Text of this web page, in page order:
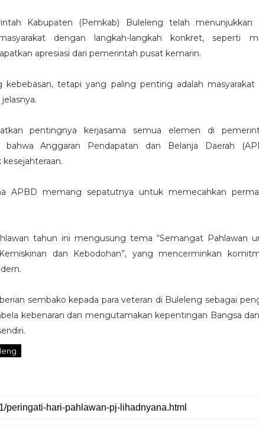
Kabupaten (Pemkab) Buleleng telah menunjukkan
dengan langkah-langkah konkret, seperti
apresiasi dari pemerintah pusat kemarin.
tetapi yang paling penting adalah masyarakat
pentingnya kerjasama semua elemen di
bahwa Anggaran Pendapatan dan Belanja Daerah
APBD memang sepatutnya untuk memecahkan
tahun ini mengusung tema “Semangat Pahlawan
dan Kebodohan”, yang mencerminkan
sembako kepada para veteran di Buleleng sebagai
kebenaran dan mengutamakan kepentingan Bangsa